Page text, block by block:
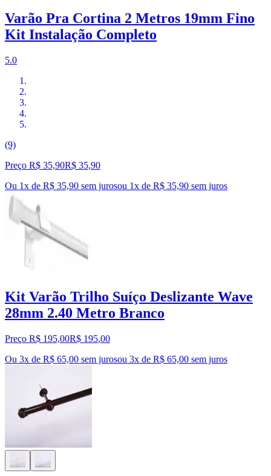
Varão Pra Cortina 2 Metros 19mm Fino
Kit Instalação Completo
5.0
(9)
Preço R$ 35,90R$ 35,90
Ou 1x de R$ 35,90 sem jurosou 1x de R$ 35,90 sem juros
Kit Varão Trilho Suíço Deslizante Wave
28mm 2.40 Metro Branco
Preço R$ 195,00R$ 195,00
Ou 3x de R$ 65,00 sem jurosou 3x de R$ 65,00 sem juros